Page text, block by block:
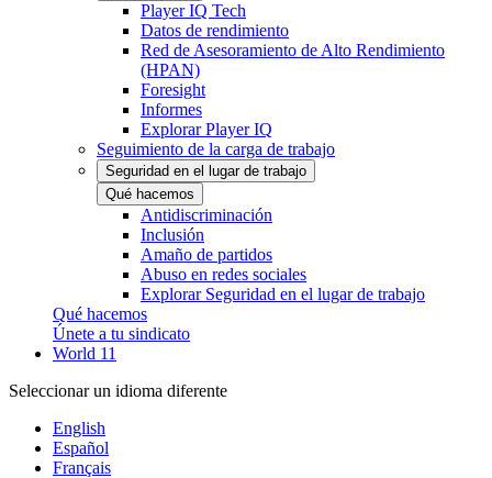
Player IQ Tech
Datos de rendimiento
Red de Asesoramiento de Alto Rendimiento
(HPAN)
Foresight
Informes
Explorar Player IQ
Seguimiento de la carga de trabajo
Seguridad en el lugar de trabajo
Qué hacemos
Antidiscriminación
Inclusión
Amaño de partidos
Abuso en redes sociales
Explorar Seguridad en el lugar de trabajo
Qué hacemos
Únete a tu sindicato
World 11
Seleccionar un idioma diferente
English
Español
Français